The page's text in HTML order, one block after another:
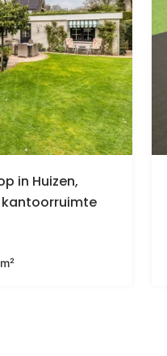
in Huizen,
kantoorruimte